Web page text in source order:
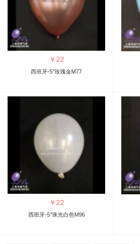
￥22
西班牙-5"玫瑰金M77
￥22
西班牙-5"珠光白色M96